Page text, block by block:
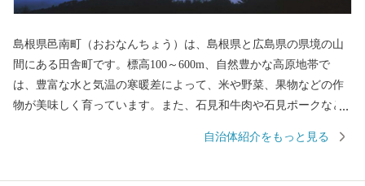
島根県邑南町（おおなんちょう）は、島根県と広島県の県境の山
間にある田舎町です。標高100～600m、自然豊かな高原地帯で
は、豊富な水と気温の寒暖差によって、米や野菜、果物などの作
物が美味しく育っています。また、石見和牛肉や石見ポークなど
はこれまで、ここでしか味わえない食や体験を「A級グルメ」と称
自治体紹介をもっと見る